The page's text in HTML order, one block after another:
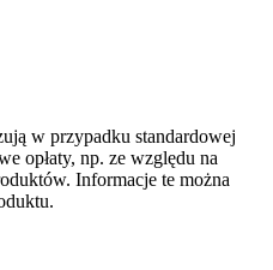
w przypadku standardowej
opłaty, np. ze względu na
Informacje te można